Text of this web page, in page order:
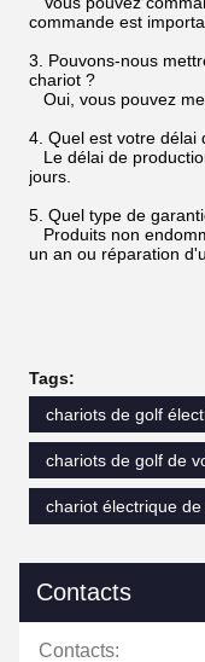
commande est
3. Pouvons-nous
chariot ?
Oui, vous pouvez
4. Quel est votre délai
Le délai de
jours.
5. Quel type de
Produits non
un an ou réparation
Tags:
chariots de golf
chariots de golf de
chariot électrique
Contacts
Contacts: